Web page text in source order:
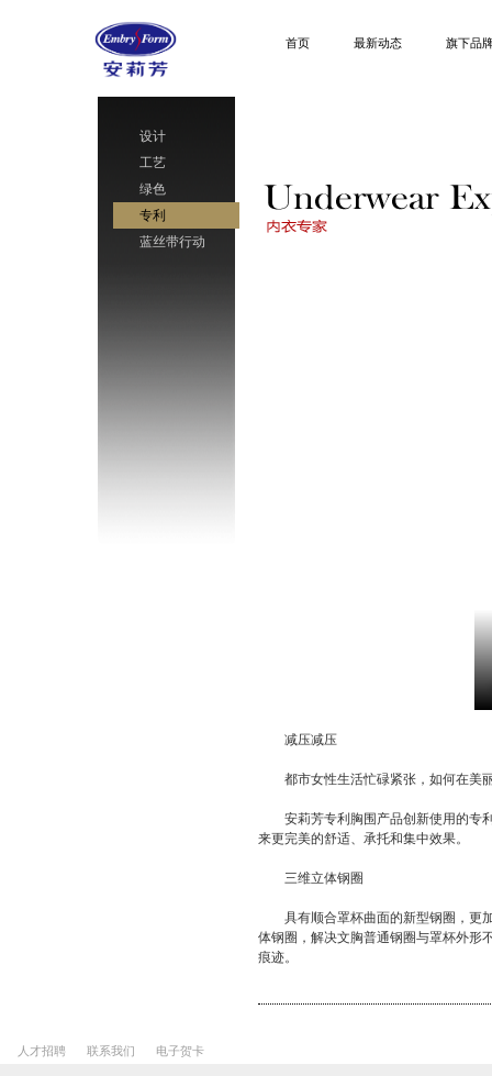
首页 最新动态 旗下品
设计
工艺
绿色
专利
蓝丝带行动
减压减压
都市女性生活忙碌紧张，如何在美
安莉芳专利胸围产品创新使用的专
来更完美的舒适、承托和集中效果。
三维立体钢圈
具有顺合罩杯曲面的新型钢圈，更
体钢圈，解决文胸普通钢圈与罩杯外形
痕迹。
人才招聘 联系我们 电子贺卡